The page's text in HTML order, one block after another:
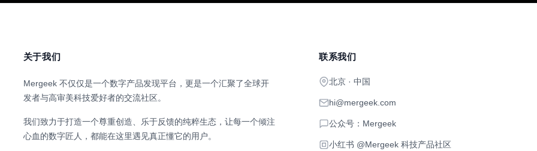
关于我们
Mergeek 不仅仅是一个数字产品发现平台，更是一个汇聚了全球开
发者与高审美科技爱好者的交流社区。
我们致力于打造一个尊重创造、乐于反馈的纯粹生态，让每一个倾注
心血的数字匠人，都能在这里遇见真正懂它的用户。
联系我们
北京 · 中国
hi@mergeek.com
公众号：Mergeek
小红书 @Mergeek 科技产品社区